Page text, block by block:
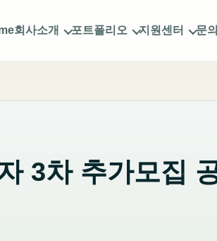
회사소개 포트폴리오 지원센터 문
3차 추가모집